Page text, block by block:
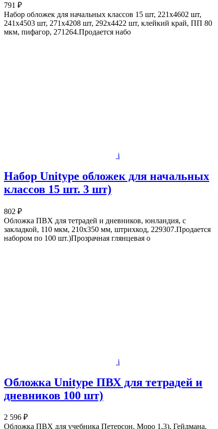
791 ₽
Набор обложек для начальных классов 15 шт, 221х4602 шт,
241х4503 шт, 271х4208 шт, 292х4422 шт, клейкий край, ПП 80
мкм, пифагор, 271264.Продается набо
i
Набор Unitype обложек для начальных
классов 15 шт. 3 шт)
802 ₽
Обложка ПВХ для тетрадей и дневников, юнландия, с
закладкой, 110 мкм, 210х350 мм, штрихкод, 229307.Продается
набором по 100 шт.)Прозрачная глянцевая о
i
Обложка Unitype ПВХ для тетрадей и
дневников 100 шт)
2 596 ₽
Обложка ПВХ для учебника Петерсон, Моро 1,3), Гейдмана,